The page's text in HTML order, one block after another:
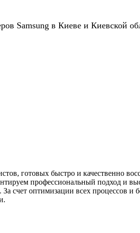
Samsung в Киеве и Киевской
готовых быстро и качественно
профессиональный подход и
За счет оптимизации всех процессов